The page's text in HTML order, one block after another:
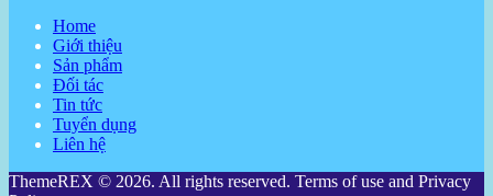
Home
Giới thiệu
Sản phẩm
Đối tác
Tin tức
Tuyển dụng
Liên hệ
ThemeREX © 2026. All rights reserved. Terms of use and Privacy